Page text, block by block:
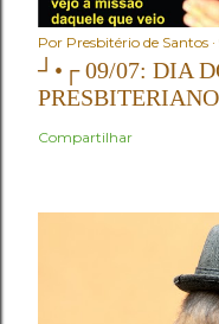
Por Presbitério de Santos
┘•┌ 09/07: DIA
PRESBITERIANO
Compartilhar